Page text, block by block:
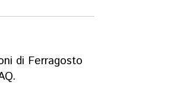
di Ferragosto